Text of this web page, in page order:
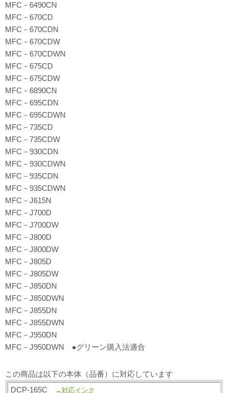
MFC－6490CN
MFC－670CD
MFC－670CDN
MFC－670CDW
MFC－670CDWN
MFC－675CD
MFC－675CDW
MFC－6890CN
MFC－695CDN
MFC－695CDWN
MFC－735CD
MFC－735CDW
MFC－930CDN
MFC－930CDWN
MFC－935CDN
MFC－935CDWN
MFC－J615N
MFC－J700D
MFC－J700DW
MFC－J800D
MFC－J800DW
MFC－J805D
MFC－J805DW
MFC－J850DN
MFC－J850DWN
MFC－J855DN
MFC－J855DWN
MFC－J950DN
MFC－J950DWN ●グリーン購入法適合
この商品は以下の本体（品番）に対応しています
DCP-165C
→対応インク